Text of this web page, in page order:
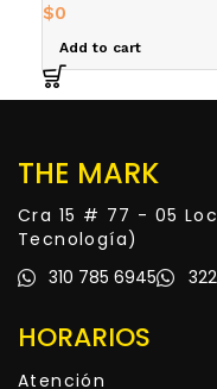
$0
Add to cart
THE MARK
Cra 15 # 77 - 05
Tecnología)
310 785 6945
HORARIOS
Atención